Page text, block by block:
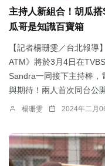
主持人新組合！胡瓜
瓜哥是知識百寶箱
【記者楊珊雯／台北報
ATM》將於3月4日在
Sandra一同接下主持棒
與期待！兩人首次同台公
楊珊雯 2024年二月